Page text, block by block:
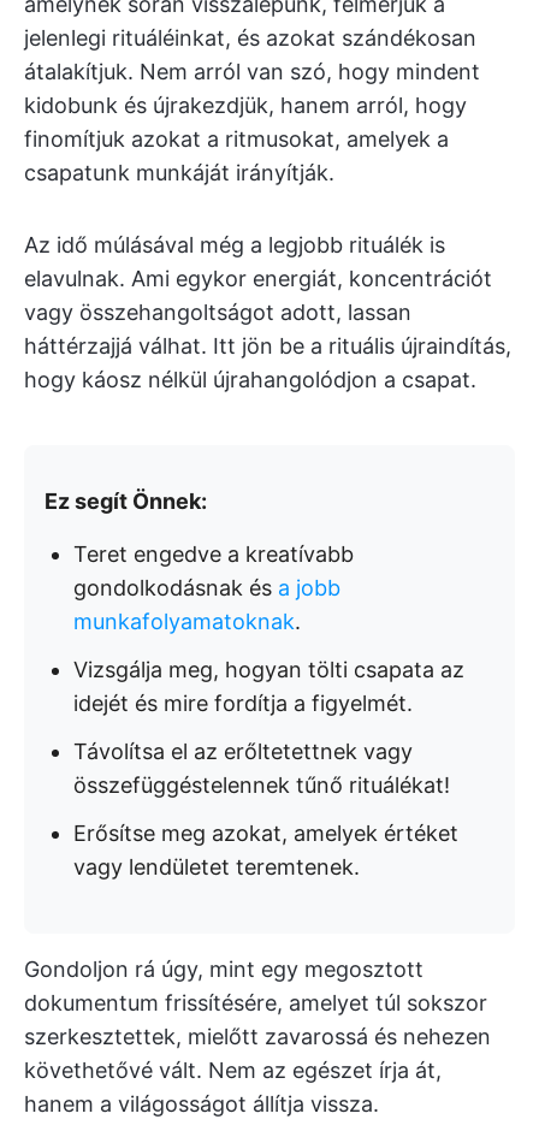
jelenlegi rituáléinkat, és azokat szándékosan
átalakítjuk. Nem arról van szó, hogy mindent
kidobunk és újrakezdjük, hanem arról, hogy
finomítjuk azokat a ritmusokat, amelyek a
csapatunk munkáját irányítják.
Az idő múlásával még a legjobb rituálék is
elavulnak. Ami egykor energiát, koncentrációt
vagy összehangoltságot adott, lassan
háttérzajjá válhat. Itt jön be a rituális újraindítás,
hogy káosz nélkül újrahangolódjon a csapat.
Ez segít Önnek:
Teret engedve a kreatívabb
gondolkodásnak és a jobb
munkafolyamatoknak.
Vizsgálja meg, hogyan tölti csapata az
idejét és mire fordítja a figyelmét.
Távolítsa el az erőltetettnek vagy
összefüggéstelennek tűnő rituálékat!
Erősítse meg azokat, amelyek értéket
vagy lendületet teremtenek.
Gondoljon rá úgy, mint egy megosztott
dokumentum frissítésére, amelyet túl sokszor
szerkesztettek, mielőtt zavarossá és nehezen
követhetővé vált. Nem az egészet írja át,
hanem a világosságot állítja vissza.